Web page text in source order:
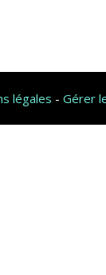
légales - Gérer